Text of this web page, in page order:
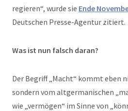
regieren“, wurde sie Ende
Deutschen Presse-Agentur zitiert.
Was ist nun falsch daran?
Der Begriff „Macht“ kommt eben
sondern vom altgermanischen
wie „vermögen“ im Sinne von